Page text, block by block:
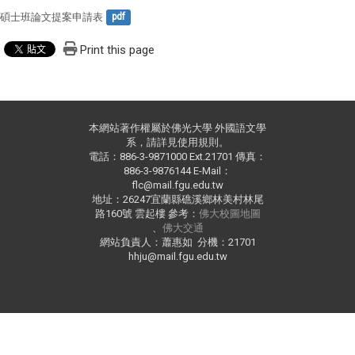
碩士班論文提案申請表 pdf
Print this page
本網站著作權屬於佛光大學 外國語文學
系，請詳見使用規則。
電話：886-3-9871000 Ext.21701 傳真：
886-3-9876144 E-Mail：
flc@mail.fgu.edu.tw
地址：26247宜蘭縣礁溪鄉林美村林尾
路160號 雲起樓 參考： 佛大校圖地圖
佛大交通
網站負責人：蕭惠如 分機：21701
hhju@mail.fgu.edu.tw